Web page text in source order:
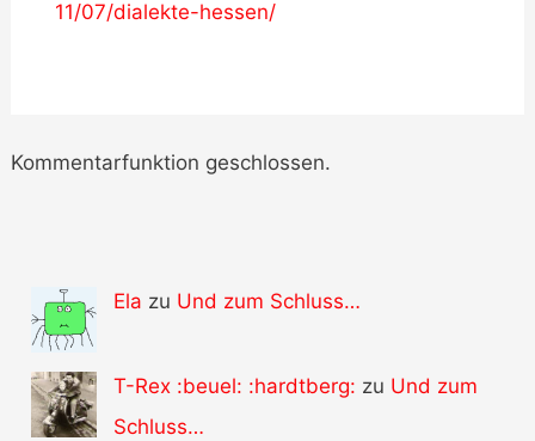
11/07/dialekte-hessen/
Kommentarfunktion geschlossen.
Ela zu Und zum Schluss…
T-Rex :beuel: :hardtberg: zu Und zum
Schluss…